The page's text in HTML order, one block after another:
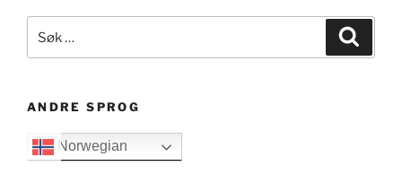
etter:
ANDRE SPROG
Norwegian